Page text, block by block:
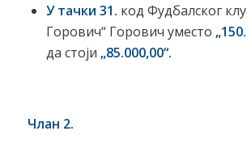
У тачки 31. код Фудбалског
Горович“ Горович уместо
да стоји „85.000,00“.
Члан 2.